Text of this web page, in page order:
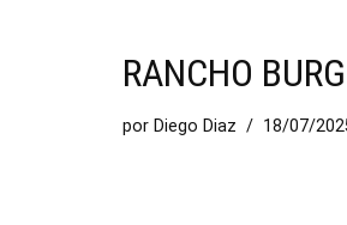
RANCHO
por Diego Diaz 18/07/